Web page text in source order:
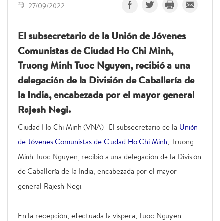
27/09/2022
El subsecretario de la Unión de Jóvenes
Comunistas de Ciudad Ho Chi Minh,
Truong Minh Tuoc Nguyen, recibió a una
delegación de la División de Caballería de
la India, encabezada por el mayor general
Rajesh Negi.
Ciudad Ho Chi Minh (VNA)- El subsecretario de la Unión
de Jóvenes Comunistas de Ciudad Ho Chi Minh, Truong
Minh Tuoc Nguyen, recibió a una delegación de la División
de Caballería de la India, encabezada por el mayor
general Rajesh Negi.
En la recepción, efectuada la víspera, Tuoc Nguyen